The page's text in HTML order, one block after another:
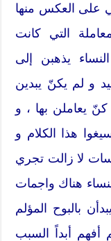
على العكس منها
التي كانت
يذهبن إلى
و لم يكنّ يبدين
يعاملن بها ، و
هذا الكلام و
لا زالت تجري
هناك واجمات
بالبوح المؤلم
أفهم أبداً السبب